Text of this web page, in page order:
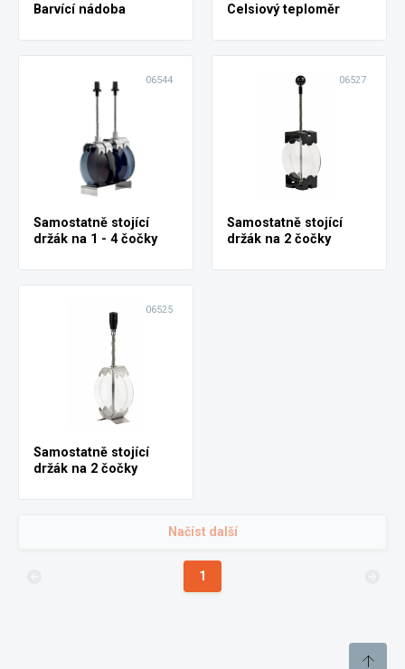
Barvící nádoba Celsiový teploměr
06544
Samostatně stojící
držák na 1 - 4 čočky
06527
Samostatně stojící
držák na 2 čočky
06525
Samostatně stojící
držák na 2 čočky
Načíst další
1